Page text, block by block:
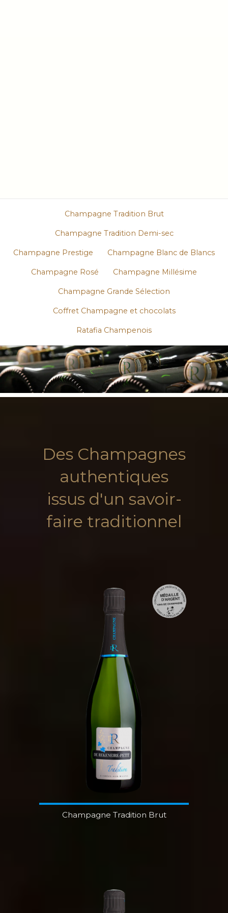
Champagne Tradition Brut
Champagne Tradition Demi-sec
Champagne Prestige Champagne Blanc de Blancs
Champagne Rosé Champagne Millésime
Champagne Grande Sélection
Coffret Champagne et chocolats
Ratafia Champenois
Des Champagnes
authentiques
issus d'un savoir-
faire traditionnel
Champagne Tradition Brut